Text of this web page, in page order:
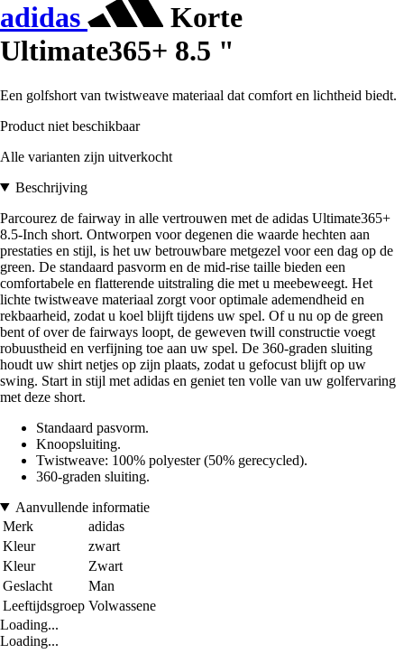
adidas
Korte
Ultimate365+ 8.5 "
Een golfshort van twistweave materiaal dat comfort en lichtheid biedt.
Product niet beschikbaar
Alle varianten zijn uitverkocht
Beschrijving
Parcourez de fairway in alle vertrouwen met de adidas Ultimate365+
8.5-Inch short. Ontworpen voor degenen die waarde hechten aan
prestaties en stijl, is het uw betrouwbare metgezel voor een dag op de
green. De standaard pasvorm en de mid-rise taille bieden een
comfortabele en flatterende uitstraling die met u meebeweegt. Het
lichte twistweave materiaal zorgt voor optimale ademendheid en
rekbaarheid, zodat u koel blijft tijdens uw spel. Of u nu op de green
bent of over de fairways loopt, de geweven twill constructie voegt
robuustheid en verfijning toe aan uw spel. De 360-graden sluiting
houdt uw shirt netjes op zijn plaats, zodat u gefocust blijft op uw
swing. Start in stijl met adidas en geniet ten volle van uw golfervaring
met deze short.
Standaard pasvorm.
Knoopsluiting.
Twistweave: 100% polyester (50% gerecycled).
360-graden sluiting.
Aanvullende informatie
Merk
adidas
Kleur
zwart
Kleur
Zwart
Geslacht
Man
Leeftijdsgroep Volwassene
Loading...
Loading...